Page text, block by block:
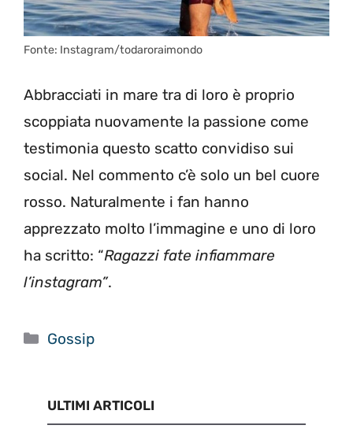
Fonte: Instagram/todaroraimondo
Abbracciati in mare tra di loro è proprio
scoppiata nuovamente la passione come
testimonia questo scatto convidiso sui
social. Nel commento c’è solo un bel cuore
rosso. Naturalmente i fan hanno
apprezzato molto l’immagine e uno di loro
ha scritto: “Ragazzi fate infiammare
l’instagram”.
Categorie
Gossip
ULTIMI ARTICOLI